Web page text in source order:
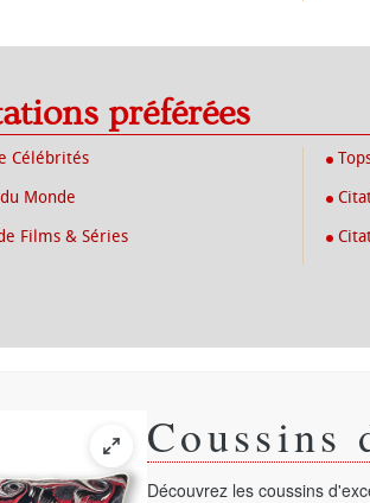
préférées
Célébrités
Monde
Films & Séries
Coussins
Découvrez les coussins